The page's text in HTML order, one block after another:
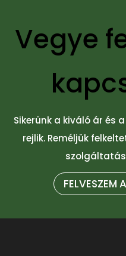
Vegye
Sikerünk a kiváló ár és
rejlik. Reméljük
FELVESZEM